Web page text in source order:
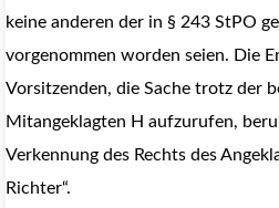
keine anderen der in § 243 StPO
vorgenommen worden seien. Die
Vorsitzenden, die Sache trotz der
Mitangeklagten H aufzurufen,
Verkennung des Rechts des
Richter“.